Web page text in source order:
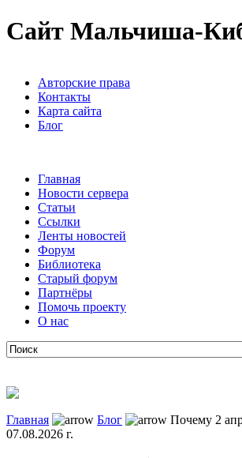
Сайт Мальчиша-
Авторские права
Контакты
Карта сайта
Блог
Главная
Новости сервера
Статьи
Ссылки
Ленты новостей
Форум
Библиотека
Старый форум
Партнёры
Помочь проекту
О нас
Главная Блог
Почему 2
07.08.2026 г.